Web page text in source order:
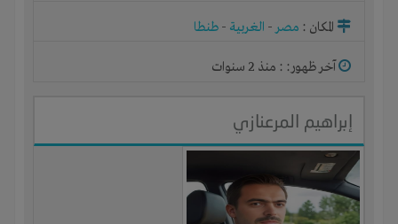
المكان : مصر- الغربية - طنطا
آخر ظهور: : منذ 2 سنوات
إبراهيم المرعنازي